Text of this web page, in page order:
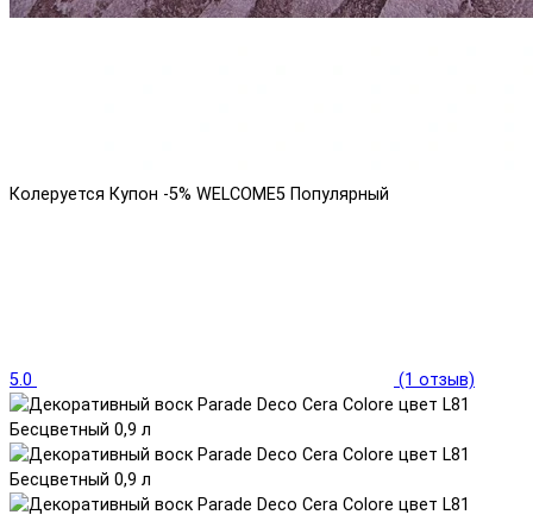
Колеруется Купон -5% WELCOME5 Популярный
5.0 (1 отзыв)